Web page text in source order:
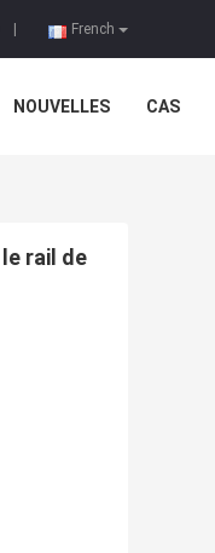
French
NOUVELLES CAS
rail de